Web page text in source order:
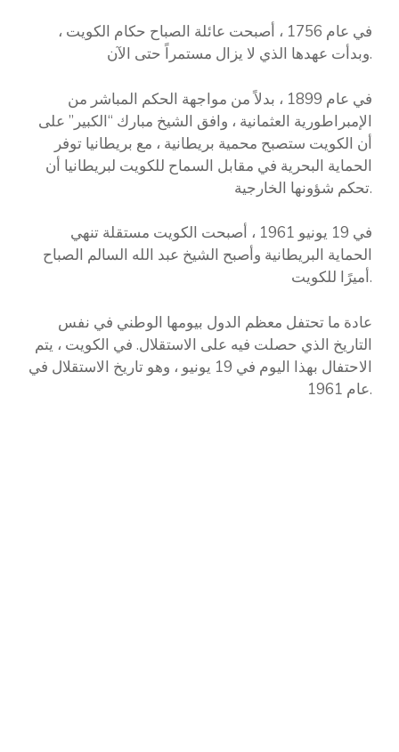
في عام 1756 ، أصبحت عائلة الصباح حكام الكويت ،
وبدأت عهدها الذي لا يزال مستمراً حتى الآن.
في عام 1899 ، بدلاً من مواجهة الحكم المباشر من
الإمبراطورية العثمانية ، وافق الشيخ مبارك “الكبير” على
أن الكويت ستصبح محمية بريطانية ، مع بريطانيا توفر
الحماية البحرية في مقابل السماح للكويت لبريطانيا أن
تحكم شؤونها الخارجية.
في 19 يونيو 1961 ، أصبحت الكويت مستقلة تنهي
الحماية البريطانية وأصبح الشيخ عبد الله السالم الصباح
أميرًا للكويت.
عادة ما تحتفل معظم الدول بيومها الوطني في نفس
التاريخ الذي حصلت فيه على الاستقلال. في الكويت ، يتم
الاحتفال بهذا اليوم في 19 يونيو ، وهو تاريخ الاستقلال في
عام 1961.